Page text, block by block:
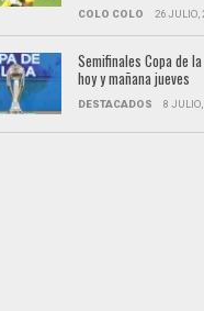
COLO COLO 26 JULIO,
Semifinales Copa de
hoy y mañana jueves
DESTACADOS 8